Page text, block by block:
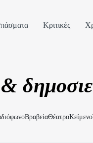
Κριτικές
ΒραβείαΘέατροΚείμενο